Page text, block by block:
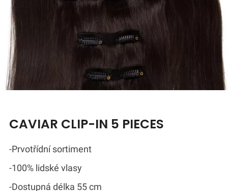
CAVIAR CLIP-IN 5 PIECES
-Prvotřídní sortiment
-100% lidské vlasy
-Dostupná délka 55 cm